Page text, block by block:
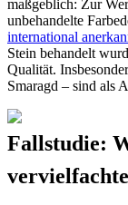
maßgeblich: Zur
unbehandelte
international
Stein behandelt
Qualität.
Smaragd – sind als
Fallstudie: